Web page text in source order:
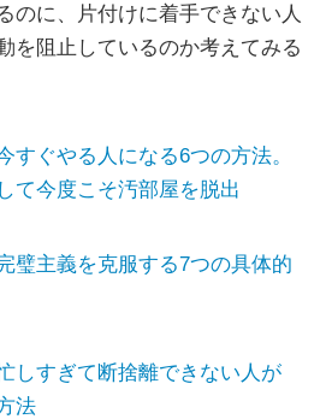
のに、片付けに着手できない人
を阻止しているのか考えてみる
すぐやる人になる6つの方法。
て今度こそ汚部屋を脱出
璧主義を克服する7つの具体的
しすぎて断捨離できない人が
法